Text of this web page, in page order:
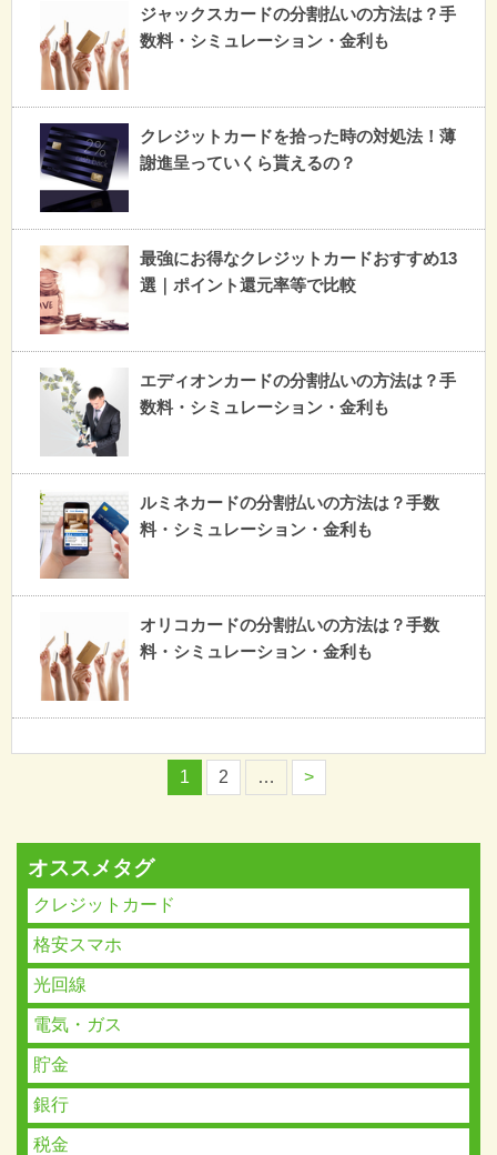
ジャックスカードの分割払いの方法は？手
数料・シミュレーション・金利も
クレジットカードを拾った時の対処法！薄
謝進呈っていくら貰えるの？
最強にお得なクレジットカードおすすめ13
選｜ポイント還元率等で比較
エディオンカードの分割払いの方法は？手
数料・シミュレーション・金利も
ルミネカードの分割払いの方法は？手数
料・シミュレーション・金利も
オリコカードの分割払いの方法は？手数
料・シミュレーション・金利も
1 2 … >
オススメタグ
クレジットカード
格安スマホ
光回線
電気・ガス
貯金
銀行
税金